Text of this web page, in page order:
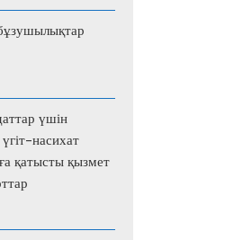
үшін
насихат
қатысты қызмет